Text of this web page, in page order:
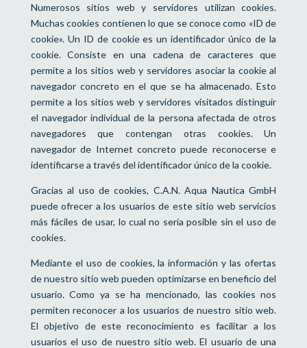
Numerosos sitios web y servidores utilizan cookies.
Muchas cookies contienen lo que se conoce como «ID de
cookie». Un ID de cookie es un identificador único de la
cookie. Consiste en una cadena de caracteres que
permite a los sitios web y servidores asociar la cookie al
navegador concreto en el que se ha almacenado. Esto
permite a los sitios web y servidores visitados distinguir
el navegador individual de la persona afectada de otros
navegadores que contengan otras cookies. Un
navegador de Internet concreto puede reconocerse e
identificarse a través del identificador único de la cookie.
Gracias al uso de cookies, C.A.N. Aqua Nautica GmbH
puede ofrecer a los usuarios de este sitio web servicios
más fáciles de usar, lo cual no sería posible sin el uso de
cookies.
Mediante el uso de cookies, la información y las ofertas
de nuestro sitio web pueden optimizarse en beneficio del
usuario. Como ya se ha mencionado, las cookies nos
permiten reconocer a los usuarios de nuestro sitio web.
El objetivo de este reconocimiento es facilitar a los
usuarios el uso de nuestro sitio web. El usuario de una